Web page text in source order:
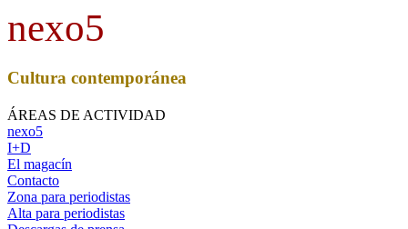
nexo5
Cultura contemporánea
ÁREAS DE ACTIVIDAD
nexo5
I+D
El magacín
Contacto
Zona para periodistas
Alta para periodistas